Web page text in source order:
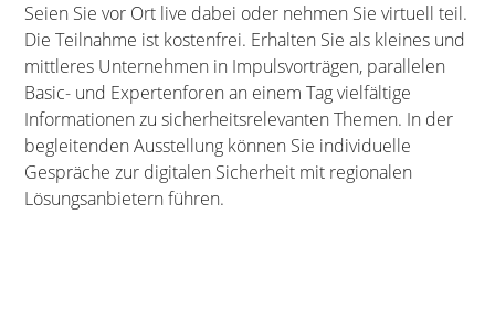
Seien Sie vor Ort live dabei oder nehmen Sie virtuell teil.
Die Teilnahme ist kostenfrei. Erhalten Sie als kleines und
mittleres Unternehmen in Impulsvorträgen, parallelen
Basic- und Expertenforen an einem Tag vielfältige
Informationen zu sicherheitsrelevanten Themen. In der
begleitenden Ausstellung können Sie individuelle
Gespräche zur digitalen Sicherheit mit regionalen
Lösungsanbietern führen.